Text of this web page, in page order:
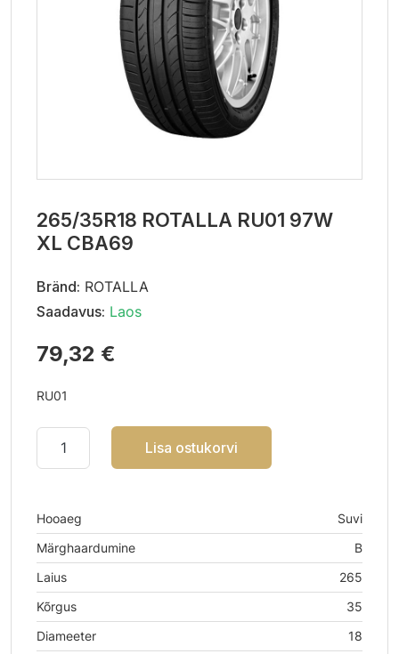
265/35R18 ROTALLA RU01 97W
XL CBA69
Bränd: ROTALLA
Saadavus: Laos
79,32 €
RU01
Lisa ostukorvi
Hooaeg
Suvi
Märghaardumine
B
Laius
265
Kõrgus
35
Diameeter
18